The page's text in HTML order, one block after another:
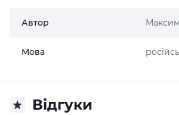
Автор
Мова
Відгуки